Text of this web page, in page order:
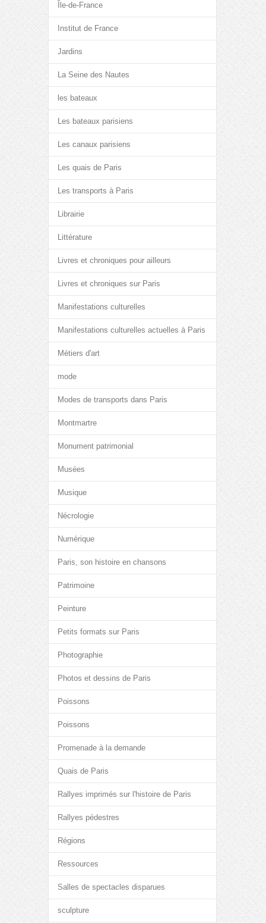
Île-de-France
Institut de France
Jardins
La Seine des Nautes
les bateaux
Les bateaux parisiens
Les canaux parisiens
Les quais de Paris
Les transports à Paris
Librairie
Littérature
Livres et chroniques pour ailleurs
Livres et chroniques sur Paris
Manifestations culturelles
Manifestations culturelles actuelles à Paris
Métiers d'art
mode
Modes de transports dans Paris
Montmartre
Monument patrimonial
Musées
Musique
Nécrologie
Numérique
Paris, son histoire en chansons
Patrimoine
Peinture
Petits formats sur Paris
Photographie
Photos et dessins de Paris
Poissons
Poissons
Promenade à la demande
Quais de Paris
Rallyes imprimés sur l'histoire de Paris
Rallyes pédestres
Régions
Ressources
Salles de spectacles disparues
sculpture